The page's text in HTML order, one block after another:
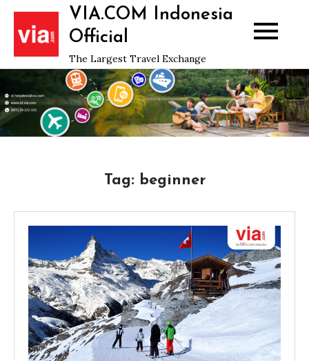
Skip
content
VIA.COM Indonesia
Official
The Largest Travel Exchange
Tag: beginner